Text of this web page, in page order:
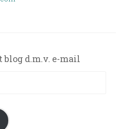
blog d.m.v. e-mail